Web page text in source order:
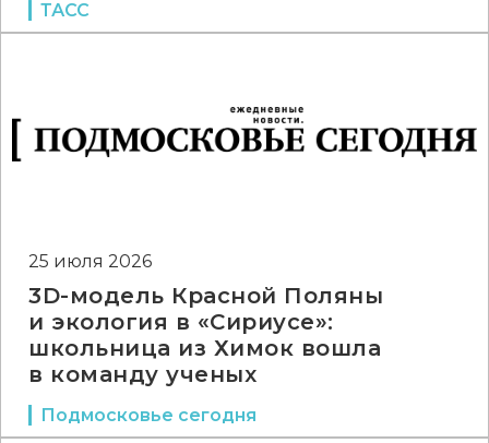
ТАСС
25 июля 2026
3D-модель Красной Поляны
и экология в «Сириусе»:
школьница из Химок вошла
в команду ученых
Подмосковье сегодня